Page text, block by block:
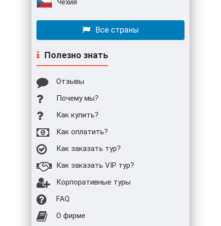
Чехия
Все страны
Полезно знать
Отзывы
Почему мы?
Как купить?
Как оплатить?
Как заказать тур?
Как заказать VIP тур?
Корпоративные туры
FAQ
О фирме